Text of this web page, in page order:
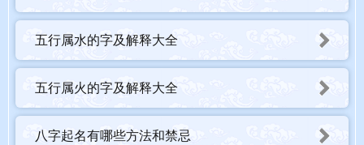
五行属水的字及解释大全
五行属火的字及解释大全
八字起名有哪些方法和禁忌